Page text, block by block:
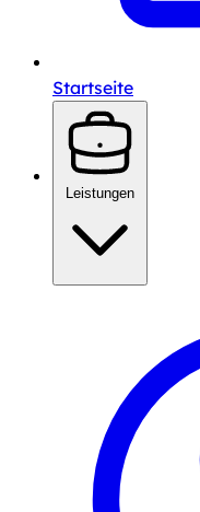
Startseite
Leistungen